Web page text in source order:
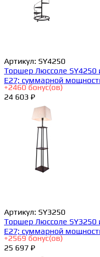
Артикул: SY4250
Торшер Люссоле SY4250
E27; суммарной
+2460 бонус(ов)
24 603 ₽
Артикул: SY3250
Торшер Люссоле SY3250
E27; суммарной
+2569 бонус(ов)
25 697 ₽